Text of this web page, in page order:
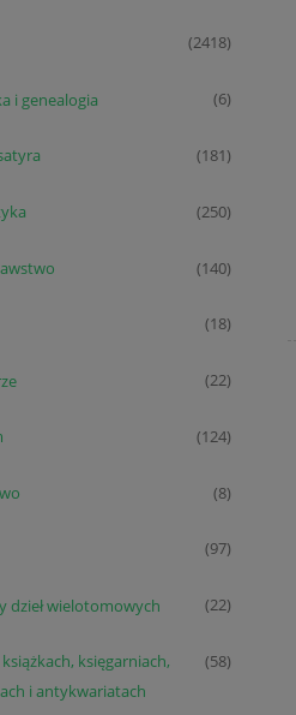
(2418)
i genealogia (6)
(181)
(250)
(140)
(18)
(22)
(124)
(8)
(97)
dzieł wielotomowych (22)
księgarniach,
i antykwariatach
(58)